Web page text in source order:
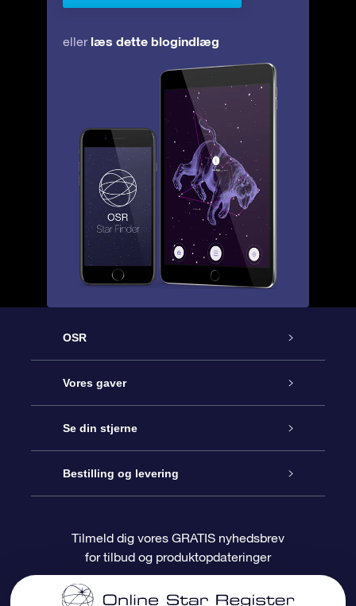
eller læs dette blogindlæg
OSR
Kundeservice
Kontakt os
Bloggen
Anmeldelser
Vores gaver
Online Stjernegave
OSR Gavepakke
OSR Gavekortet
Se din stjerne
Star Register
Personliggjort Stjerneside
Bestilling og levering
Betalingsinformation
Tilmeld dig vores GRATIS nyhedsbrev
for tilbud og produktopdateringer